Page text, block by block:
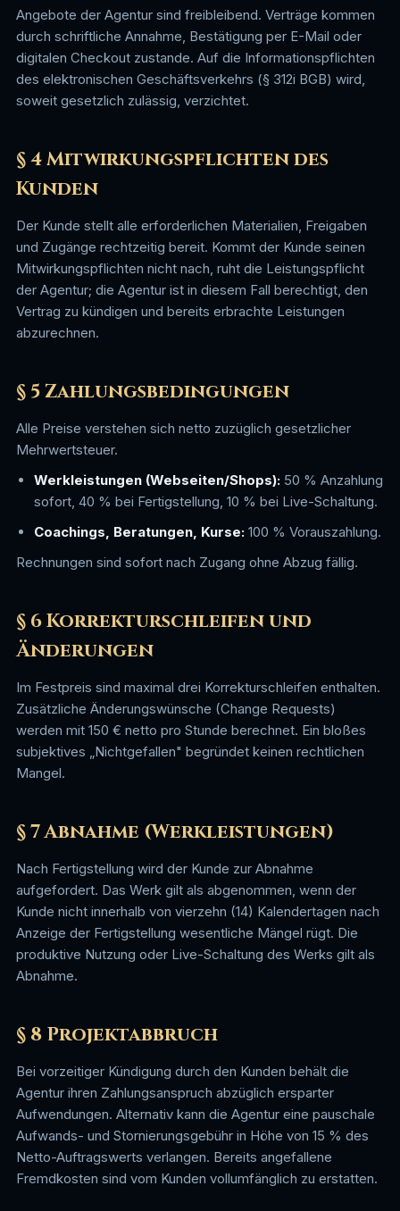
Angebote der Agentur sind freibleibend. Verträge kommen
durch schriftliche Annahme, Bestätigung per E-Mail oder
digitalen Checkout zustande. Auf die Informationspflichten
des elektronischen Geschäftsverkehrs (§ 312i BGB) wird,
soweit gesetzlich zulässig, verzichtet.
§ 4 Mitwirkungspflichten des
Kunden
Der Kunde stellt alle erforderlichen Materialien, Freigaben
und Zugänge rechtzeitig bereit. Kommt der Kunde seinen
Mitwirkungspflichten nicht nach, ruht die Leistungspflicht
der Agentur; die Agentur ist in diesem Fall berechtigt, den
Vertrag zu kündigen und bereits erbrachte Leistungen
abzurechnen.
§ 5 Zahlungsbedingungen
Alle Preise verstehen sich netto zuzüglich gesetzlicher
Mehrwertsteuer.
Werkleistungen (Webseiten/Shops):50 % Anzahlung
sofort, 40 % bei Fertigstellung, 10 % bei Live-Schaltung.
Coachings, Beratungen, Kurse:100 % Vorauszahlung.
Rechnungen sind sofort nach Zugang ohne Abzug fällig.
§ 6 Korrekturschleifen und
Änderungen
Im Festpreis sind maximal drei Korrekturschleifen enthalten.
Zusätzliche Änderungswünsche (Change Requests)
werden mit 150 € netto pro Stunde berechnet. Ein bloßes
subjektives „Nichtgefallen" begründet keinen rechtlichen
Mangel.
§ 7 Abnahme (Werkleistungen)
Nach Fertigstellung wird der Kunde zur Abnahme
aufgefordert. Das Werk gilt als abgenommen, wenn der
Kunde nicht innerhalb von vierzehn (14) Kalendertagen nach
Anzeige der Fertigstellung wesentliche Mängel rügt. Die
produktive Nutzung oder Live-Schaltung des Werks gilt als
Abnahme.
§ 8 Projektabbruch
Bei vorzeitiger Kündigung durch den Kunden behält die
Agentur ihren Zahlungsanspruch abzüglich ersparter
Aufwendungen. Alternativ kann die Agentur eine pauschale
Aufwands- und Stornierungsgebühr in Höhe von 15 % des
Netto-Auftragswerts verlangen. Bereits angefallene
Fremdkosten sind vom Kunden vollumfänglich zu erstatten.